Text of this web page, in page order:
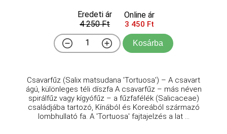
Eredeti ár
4 250 Ft
Online ár
3 450 Ft
Kosárba
Csavarfűz (Salix matsudana 'Tortuosa') – A csavart
ágú, különleges téli díszfa A csavarfűz – más néven
spirálfűz vagy kígyófűz – a fűzfafélék (Salicaceae)
családjába tartozó, Kínából és Koreából származó
lombhullató fa. A 'Tortuosa' fajtajelzés a lat ...